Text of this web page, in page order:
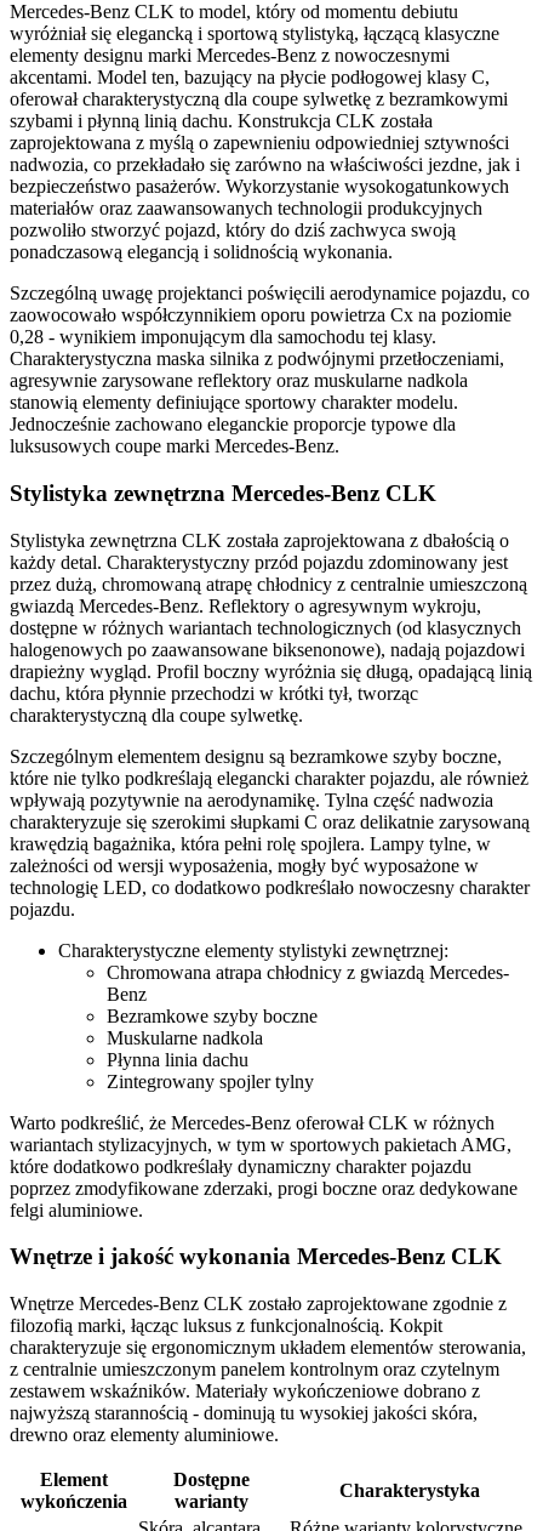
Mercedes-Benz CLK to model, który od momentu debiutu
wyróżniał się elegancką i sportową stylistyką, łączącą klasyczne
elementy designu marki Mercedes-Benz z nowoczesnymi
akcentami. Model ten, bazujący na płycie podłogowej klasy C,
oferował charakterystyczną dla coupe sylwetkę z bezramkowymi
szybami i płynną linią dachu. Konstrukcja CLK została
zaprojektowana z myślą o zapewnieniu odpowiedniej sztywności
nadwozia, co przekładało się zarówno na właściwości jezdne, jak i
bezpieczeństwo pasażerów. Wykorzystanie wysokogatunkowych
materiałów oraz zaawansowanych technologii produkcyjnych
pozwoliło stworzyć pojazd, który do dziś zachwyca swoją
ponadczasową elegancją i solidnością wykonania.
Szczególną uwagę projektanci poświęcili aerodynamice pojazdu, co
zaowocowało współczynnikiem oporu powietrza Cx na poziomie
0,28 - wynikiem imponującym dla samochodu tej klasy.
Charakterystyczna maska silnika z podwójnymi przetłoczeniami,
agresywnie zarysowane reflektory oraz muskularne nadkola
stanowią elementy definiujące sportowy charakter modelu.
Jednocześnie zachowano eleganckie proporcje typowe dla
luksusowych coupe marki Mercedes-Benz.
Stylistyka zewnętrzna Mercedes-Benz CLK
Stylistyka zewnętrzna CLK została zaprojektowana z dbałością o
każdy detal. Charakterystyczny przód pojazdu zdominowany jest
przez dużą, chromowaną atrapę chłodnicy z centralnie umieszczoną
gwiazdą Mercedes-Benz. Reflektory o agresywnym wykroju,
dostępne w różnych wariantach technologicznych (od klasycznych
halogenowych po zaawansowane biksenonowe), nadają pojazdowi
drapieżny wygląd. Profil boczny wyróżnia się długą, opadającą linią
dachu, która płynnie przechodzi w krótki tył, tworząc
charakterystyczną dla coupe sylwetkę.
Szczególnym elementem designu są bezramkowe szyby boczne,
które nie tylko podkreślają elegancki charakter pojazdu, ale również
wpływają pozytywnie na aerodynamikę. Tylna część nadwozia
charakteryzuje się szerokimi słupkami C oraz delikatnie zarysowaną
krawędzią bagażnika, która pełni rolę spojlera. Lampy tylne, w
zależności od wersji wyposażenia, mogły być wyposażone w
technologię LED, co dodatkowo podkreślało nowoczesny charakter
pojazdu.
Charakterystyczne elementy stylistyki zewnętrznej:
Chromowana atrapa chłodnicy z gwiazdą Mercedes-
Benz
Bezramkowe szyby boczne
Muskularne nadkola
Płynna linia dachu
Zintegrowany spojler tylny
Warto podkreślić, że Mercedes-Benz oferował CLK w różnych
wariantach stylizacyjnych, w tym w sportowych pakietach AMG,
które dodatkowo podkreślały dynamiczny charakter pojazdu
poprzez zmodyfikowane zderzaki, progi boczne oraz dedykowane
felgi aluminiowe.
Wnętrze i jakość wykonania Mercedes-Benz CLK
Wnętrze Mercedes-Benz CLK zostało zaprojektowane zgodnie z
filozofią marki, łącząc luksus z funkcjonalnością. Kokpit
charakteryzuje się ergonomicznym układem elementów sterowania,
z centralnie umieszczonym panelem kontrolnym oraz czytelnym
zestawem wskaźników. Materiały wykończeniowe dobrano z
najwyższą starannością - dominują tu wysokiej jakości skóra,
drewno oraz elementy aluminiowe.
Element
wykończenia
Dostępne
warianty
Charakterystyka